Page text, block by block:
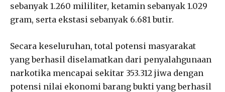
sebanyak 1.260 mililiter, ketamin sebanyak 1.029
gram, serta ekstasi sebanyak 6.681 butir.
Secara keseluruhan, total potensi masyarakat
yang berhasil diselamatkan dari penyalahgunaan
narkotika mencapai sekitar 353.312 jiwa dengan
potensi nilai ekonomi barang bukti yang berhasil